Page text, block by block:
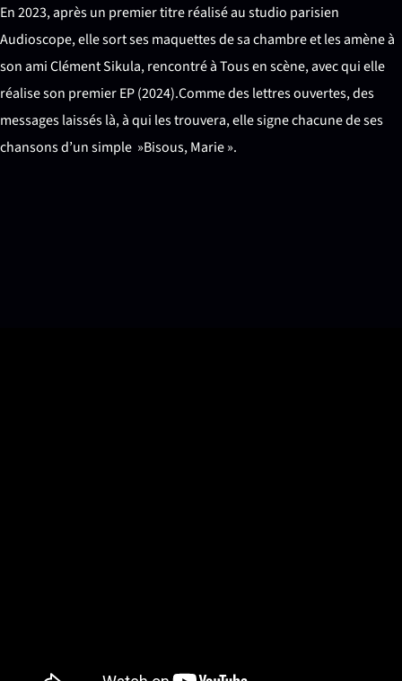
En 2023, après un premier titre réalisé au studio parisien
Audioscope, elle sort ses maquettes de sa chambre et les amène à
son ami Clément Sikula, rencontré à Tous en scène, avec qui elle
réalise son premier EP (2024).Comme des lettres ouvertes, des
messages laissés là, à qui les trouvera, elle signe chacune de ses
chansons d’un simple »Bisous, Marie ».